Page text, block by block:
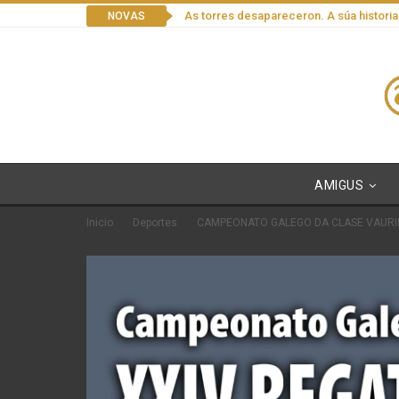
NOVAS As torres desapareceron. A súa
AMIGUS
Inicio Deportes CAMPEONATO GALEGO DA CLASE